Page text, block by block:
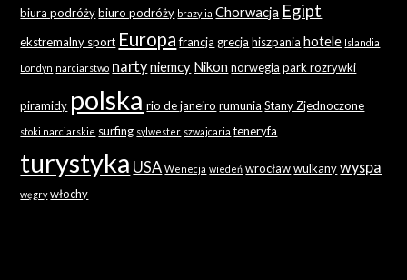
biura podróży biuro podróży brazylia Chorwacja Egipt
ekstremalny sport Europa francja grecja hiszpania hotele Islandia
Londyn narciarstwo nartyniemcy Nikon norwegia park rozrywki
piramidy polska rio de janeiro rumunia Stany Zjednoczone
stoki narciarskie surfing sylwester szwajcaria teneryfa
turystyka USA Wenecja wiedeń wrocław wulkany wyspa
węgry włochy